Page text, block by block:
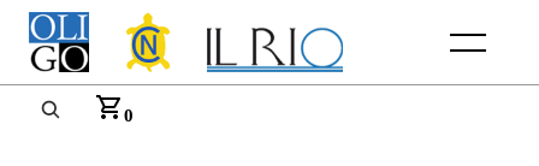
Menu
0